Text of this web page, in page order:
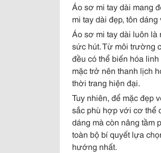
Áo sơ mi tay dài mang
mi tay dài đẹp, tôn
Áo sơ mi tay dài luôn
sức hút. Từ môi trường
đều có thể biến hóa
mặc trở nên thanh lịch
thời trang hiện đại.
Tuy nhiên, để mặc đẹp
sắc phù hợp với cơ thể
dáng mà còn nâng tầm
toàn bộ bí quyết lựa
hướng nhất.